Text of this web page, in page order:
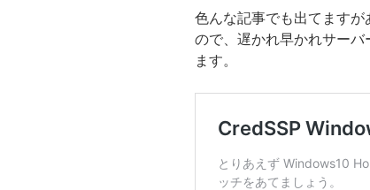
色んな記事でも出てます
ので、遅かれ早かれサーバ
ます。